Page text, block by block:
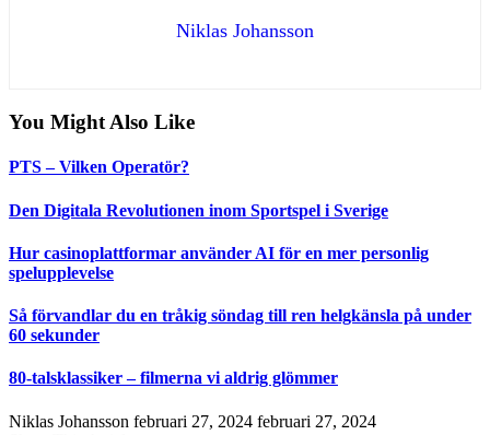
Niklas Johansson
You Might Also Like
PTS – Vilken Operatör?
Den Digitala Revolutionen inom Sportspel i Sverige
Hur casinoplattformar använder AI för en mer personlig
spelupplevelse
Så förvandlar du en tråkig söndag till ren helgkänsla på under
60 sekunder
80-talsklassiker – filmerna vi aldrig glömmer
Niklas Johansson februari 27, 2024 februari 27, 2024